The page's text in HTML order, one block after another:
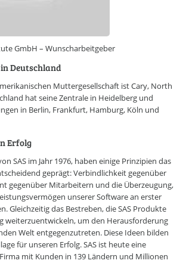
GmbH – Wunscharbeitgeber
Deutschland
Muttergesellschaft ist Cary, North
hat seine Zentrale in Heidelberg und
in Berlin, Frankfurt, Hamburg, Köln und
Erfolg
SAS im Jahr 1976, haben einige Prinzipien das
geprägt: Verbindlichkeit gegenüber
gegenüber Mitarbeitern und die Überzeugung,
unserer Software an erster
Gleichzeitig das Bestreben, die SAS Produkte
weiterzuentwickeln, um den Herausforderung
Welt entgegenzutreten. Diese Ideen bilden
für unseren Erfolg. SAS ist heute eine
mit Kunden in 139 Ländern und Millionen